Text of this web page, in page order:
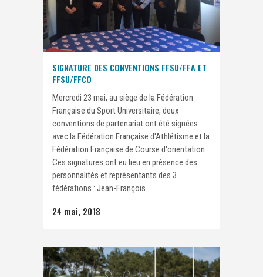
SIGNATURE DES CONVENTIONS FFSU/FFA ET
FFSU/FFCO
Mercredi 23 mai, au siège de la Fédération
Française du Sport Universitaire, deux
conventions de partenariat ont été signées
avec la Fédération Française d'Athlétisme et la
Fédération Française de Course d'orientation.
Ces signatures ont eu lieu en présence des
personnalités et représentants des 3
fédérations : Jean-François...
24 mai, 2018